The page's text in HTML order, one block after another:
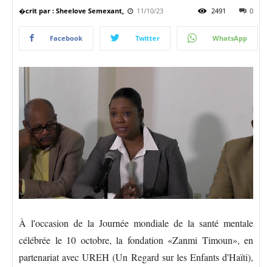
�crit par : Sheelove Semexant, 11/10/23 0
2491
Facebook Twitter WhatsApp
À l'occasion de la Journée mondiale de la santé mentale
célébrée le 10 octobre, la fondation «Zanmi Timoun», en
partenariat avec UREH (Un Regard sur les Enfants d'Haïti),